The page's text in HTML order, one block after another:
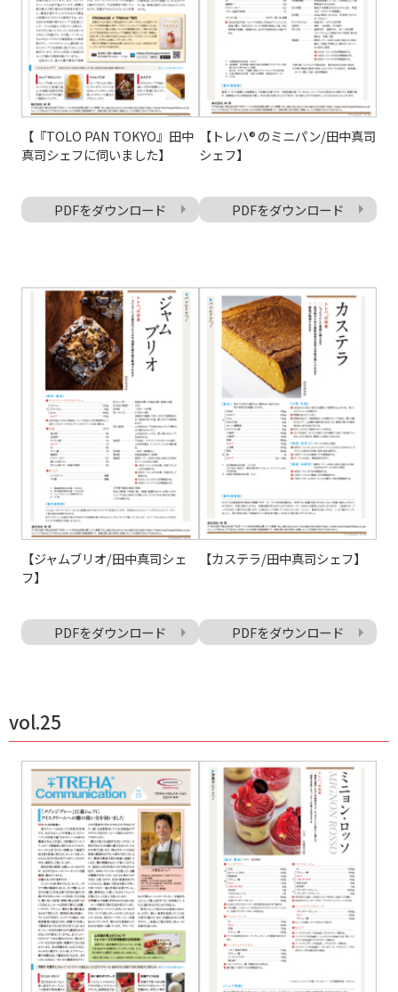
【『TOLO PAN TOKYO』田中
真司シェフに伺いました】
PDFをダウンロード
【トレハ® のミニパン/田中真司
シェフ】
PDFをダウンロード
【ジャムブリオ/田中真司シェ
フ】
PDFをダウンロード
【カステラ/田中真司シェフ】
PDFをダウンロード
vol.25